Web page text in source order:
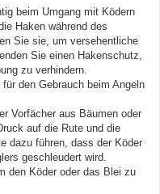
beim Umgang mit Ködern
Haken während des
Sie sie, um versehentliche
Sie einen Hakenschutz,
zu verhindern.
den Gebrauch beim Angeln
Vorfächer aus Bäumen oder
auf die Rute und die
dazu führen, dass der Köder
geschleudert wird.
den Köder oder das Blei zu